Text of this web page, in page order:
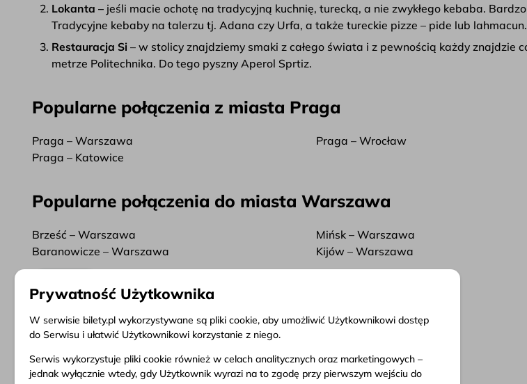
Lokanta – jeśli macie ochotę na tradycyjną kuchnię, turecką, a nie zwykłego kebaba.
Tradycyjne kebaby na talerzu tj. Adana czy Urfa, a także tureckie pizze – pide lub
Restauracja Si – w stolicy znajdziemy smaki z całego świata i z pewnością każdy znajdzie
metrze Politechnika. Do tego pyszny Aperol Sprtiz.
Popularne połączenia z miasta Praga
Praga – Warszawa Praga – Wrocław
Praga – Katowice
Popularne połączenia do miasta Warszawa
Brześć – Warszawa Mińsk – Warszawa
Baranowicze – Warszawa
Kijów – Warszawa
Informacje
Obsługa klienta
Dokumenty
Prywatność Użytkownika
W serwisie bilety.pl wykorzystywane są pliki cookie, aby umożliwić Użytkownikowi dostęp
do Serwisu i ułatwić Użytkownikowi korzystanie z niego.
Serwis wykorzystuje pliki cookie również w celach analitycznych oraz marketingowych –
jednak wyłącznie wtedy, gdy Użytkownik wyrazi na to zgodę przy pierwszym wejściu do